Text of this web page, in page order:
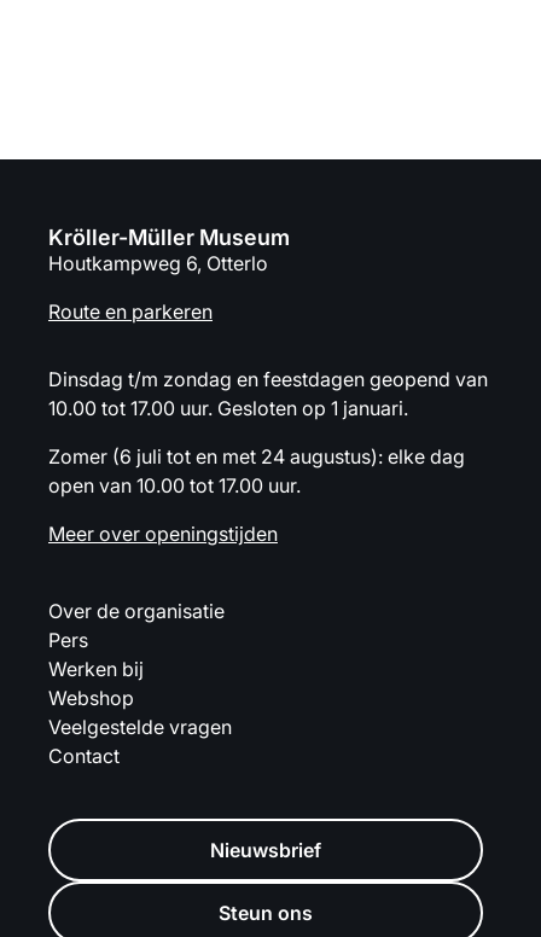
Kröller-Müller Museum
Houtkampweg 6, Otterlo
Route en parkeren
Dinsdag t/m zondag en feestdagen geopend van
10.00 tot 17.00 uur. Gesloten op 1 januari.
Zomer (6 juli tot en met 24 augustus): elke dag
open van 10.00 tot 17.00 uur.
Meer over openingstijden
Over de organisatie
Pers
Werken bij
Webshop
Veelgestelde vragen
Contact
Nieuwsbrief
Steun ons